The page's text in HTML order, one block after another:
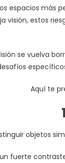
espacios más
visión, estos
se vuelva
Aquí te
objetos
fuerte